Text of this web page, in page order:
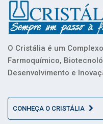
O Cristália é um
Farmoquímico,
Desenvolvimento e
CONHEÇA O CRISTÁLIA